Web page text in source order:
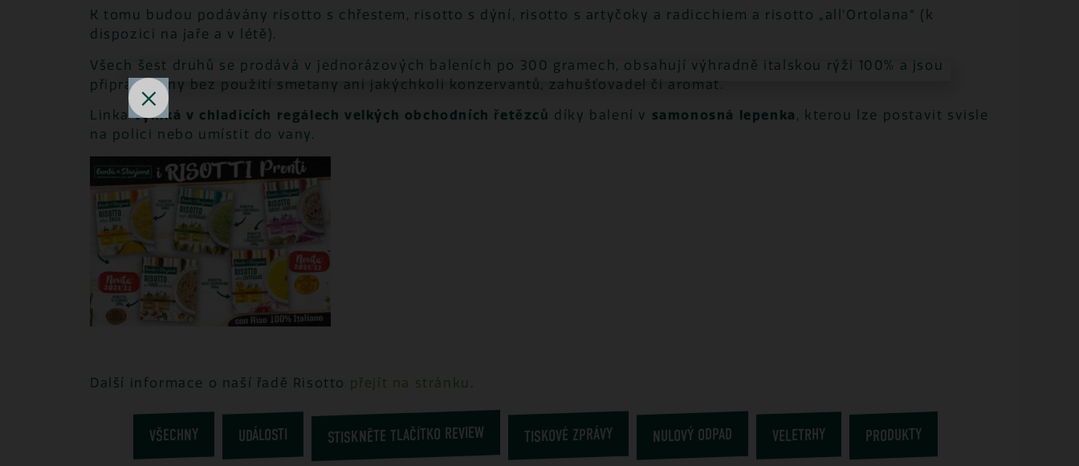
K tomu budou podávány risotto s chřestem, risotto s dýní, risotto s artyčoky a radicchiem a risotto „all’Ortolana“ (k
dispozici na jaře a v létě).
Všech šest druhů se prodává v jednorázových baleních po 300 gramech, obsahují výhradně italskou rýži 100% a jsou
připravovány bez použití smetany ani jakýchkoli konzervantů, zahušťovadel či aromat.
Linkavyniká v chladicích regálech velkých obchodních řetězců díky balení v samonosná lepenka , kterou lze postavit svisle
na polici nebo umístit do vany.
Další informace o naší řadě Risotto přejít na stránku .
VŠECHNY UDÁLOSTI STISKNĚTE TLAČÍTKO REVIEW TISKOVÉ ZPRÁVY NULOVÝ ODPAD VELETRHY PRODUKTY